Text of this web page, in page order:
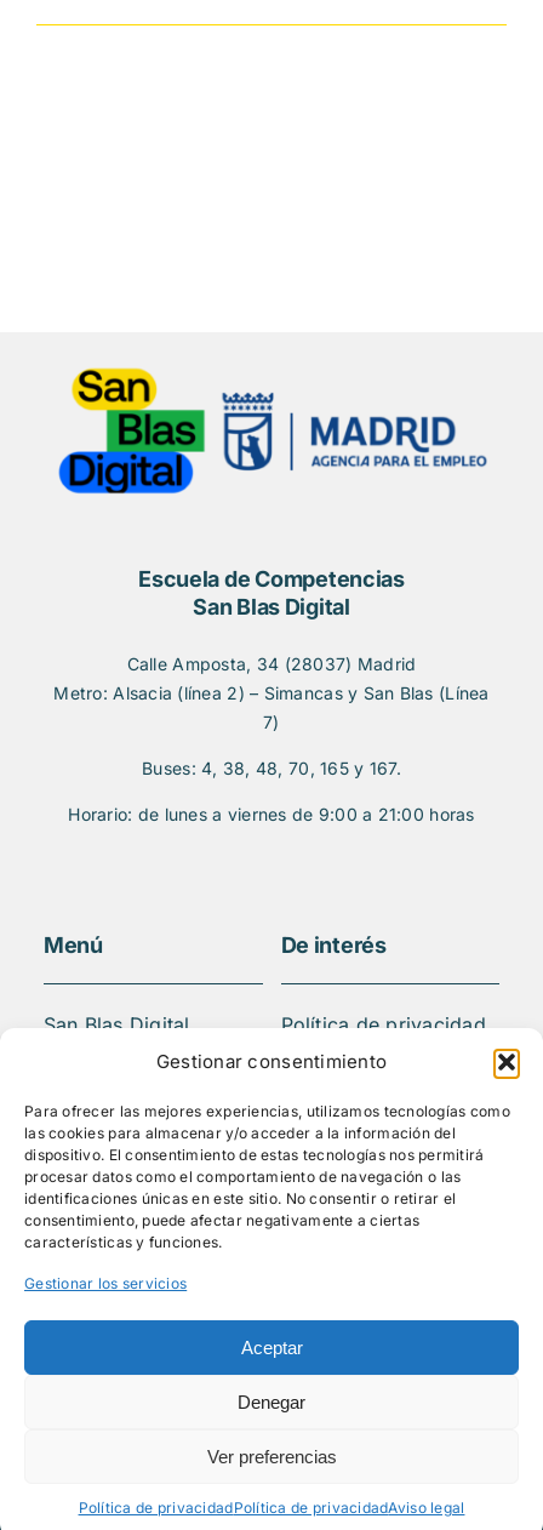
Gestionar consentimiento
Para ofrecer las mejores experiencias, utilizamos tecnologías como
las cookies para almacenar y/o acceder a la información del
dispositivo. El consentimiento de estas tecnologías nos permitirá
procesar datos como el comportamiento de navegación o las
identificaciones únicas en este sitio. No consentir o retirar el
consentimiento, puede afectar negativamente a ciertas
características y funciones.
Gestionar los servicios
Aceptar
Denegar
Ver preferencias
Política de privacidadPolítica de privacidadAviso legal
Escuela de Competencias
San Blas Digital
Calle Amposta, 34 (28037) Madrid
Metro: Alsacia (línea 2) – Simancas y San Blas (Línea
7)
Buses: 4, 38, 48, 70, 165 y 167.
Horario: de lunes a viernes de 9:00 a 21:00 horas
Menú
San Blas Digital
Quiénes somos
Actividades
Blog
Mediateca
Contacto
De interés
Política de privacidad
Aviso legal
© Todos los derechos reservados - 2026 |
Ayuntamiento de Madrid